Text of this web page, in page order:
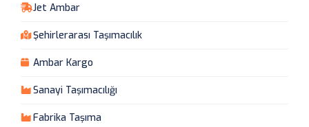
Jet Ambar
Şehirlerarası Taşımacılık
Ambar Kargo
Sanayi Taşımacılığı
Fabrika Taşıma